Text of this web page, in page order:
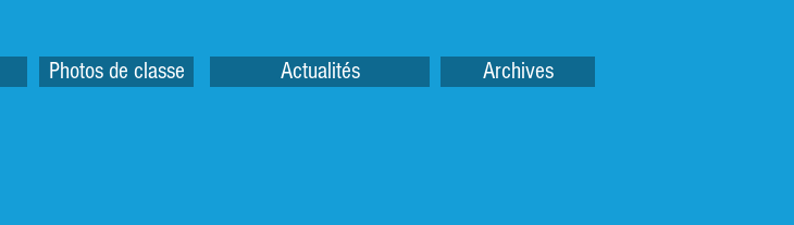
Photos de classe Actualités Archives